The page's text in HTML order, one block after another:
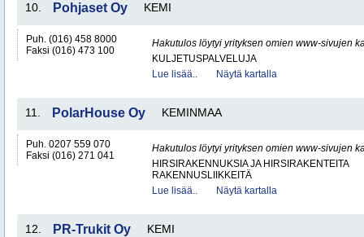
10. Pohjaset Oy KEMI
Puh. (016) 458 8000
Faksi (016) 473 100
Hakutulos löytyi yrityksen omien www-sivujen
KULJETUSPALVELUJA
Lue lisää..
Näytä kartalla
11. PolarHouse Oy KEMINMAA
Puh. 0207 559 070
Faksi (016) 271 041
Hakutulos löytyi yrityksen omien www-sivujen
HIRSIRAKENNUKSIA JA HIRSIRAKENTEITA
RAKENNUSLIIKKEITÄ
Lue lisää..
Näytä kartalla
12. PR-Trukit Oy KEMI